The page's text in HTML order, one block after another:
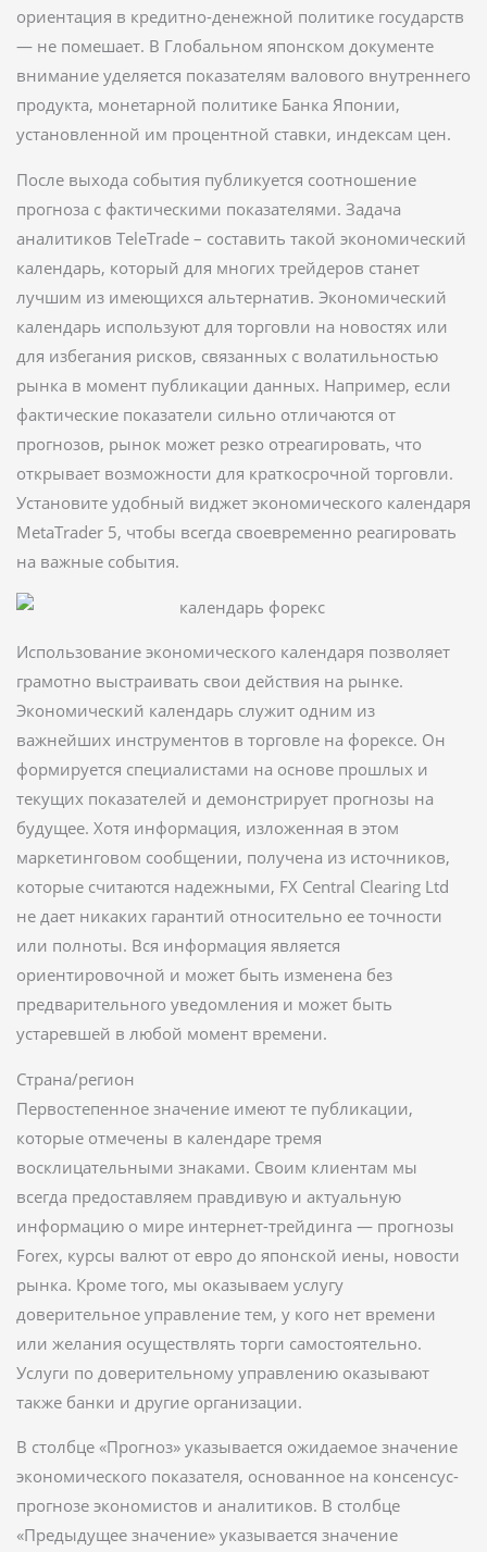
ориентация в кредитно-денежной политике государств
— не помешает. В Глобальном японском документе
внимание уделяется показателям валового внутреннего
продукта, монетарной политике Банка Японии,
установленной им процентной ставки, индексам цен.
После выхода события публикуется соотношение
прогноза с фактическими показателями. Задача
аналитиков TeleTrade – составить такой экономический
календарь, который для многих трейдеров станет
лучшим из имеющихся альтернатив. Экономический
календарь используют для торговли на новостях или
для избегания рисков, связанных с волатильностью
рынка в момент публикации данных. Например, если
фактические показатели сильно отличаются от
прогнозов, рынок может резко отреагировать, что
открывает возможности для краткосрочной торговли.
Установите удобный виджет экономического календаря
MetaTrader 5, чтобы всегда своевременно реагировать
на важные события.
Использование экономического календаря позволяет
грамотно выстраивать свои действия на рынке.
Экономический календарь служит одним из
важнейших инструментов в торговле на форексе. Он
формируется специалистами на основе прошлых и
текущих показателей и демонстрирует прогнозы на
будущее. Хотя информация, изложенная в этом
маркетинговом сообщении, получена из источников,
которые считаются надежными, FX Central Clearing Ltd
не дает никаких гарантий относительно ее точности
или полноты. Вся информация является
ориентировочной и может быть изменена без
предварительного уведомления и может быть
устаревшей в любой момент времени.
Страна/регион
Первостепенное значение имеют те публикации,
которые отмечены в календаре тремя
восклицательными знаками. Своим клиентам мы
всегда предоставляем правдивую и актуальную
информацию о мире интернет-трейдинга — прогнозы
Forex, курсы валют от евро до японской иены, новости
рынка. Кроме того, мы оказываем услугу
доверительное управление тем, у кого нет времени
или желания осуществлять торги самостоятельно.
Услуги по доверительному управлению оказывают
также банки и другие организации.
В столбце «Прогноз» указывается ожидаемое значение
экономического показателя, основанное на консенсус-
прогнозе экономистов и аналитиков. В столбце
«Предыдущее значение» указывается значение